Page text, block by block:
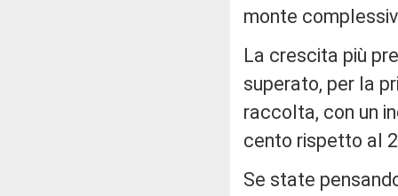
monte
La crescita più
superato, per la
raccolta, con un
cento rispetto al
Se state